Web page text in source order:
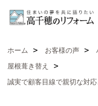
ホーム お客様の声
屋根葺き替え
誠実で顧客目線で親切な対